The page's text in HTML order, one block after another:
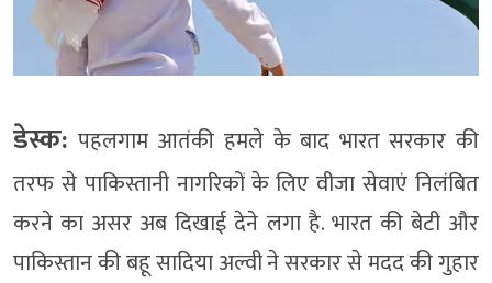
डेस्क: पहलगाम आतंकी हमले के बाद भारत सरकार की
तरफ से पाकिस्तानी नागरिकों के लिए वीजा सेवाएं निलंबित
करने का असर अब दिखाई देने लगा है. भारत की बेटी और
पाकिस्तान की बहू सादिया अल्वी ने सरकार से मदद की गुहार